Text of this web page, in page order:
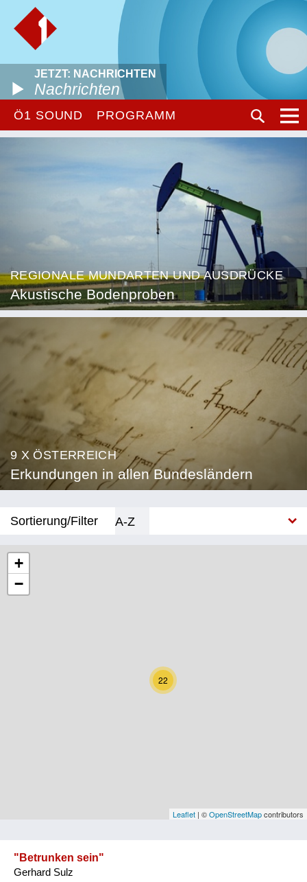
JETZT: NACHRICHTEN
Nachrichten
Ö1 SOUND PROGRAMM
REGIONALE MUNDARTEN UND AUSDRÜCKE
Akustische Bodenproben
9 X ÖSTERREICH
Erkundungen in allen Bundesländern
Sortierung/Filter
A-Z
Niederösterreich
Oberösterreich
Vorarlberg
22
+
−
Leaflet | ©OpenStreetMapcontributors
"Betrunken sein"
Gerhard Sulz